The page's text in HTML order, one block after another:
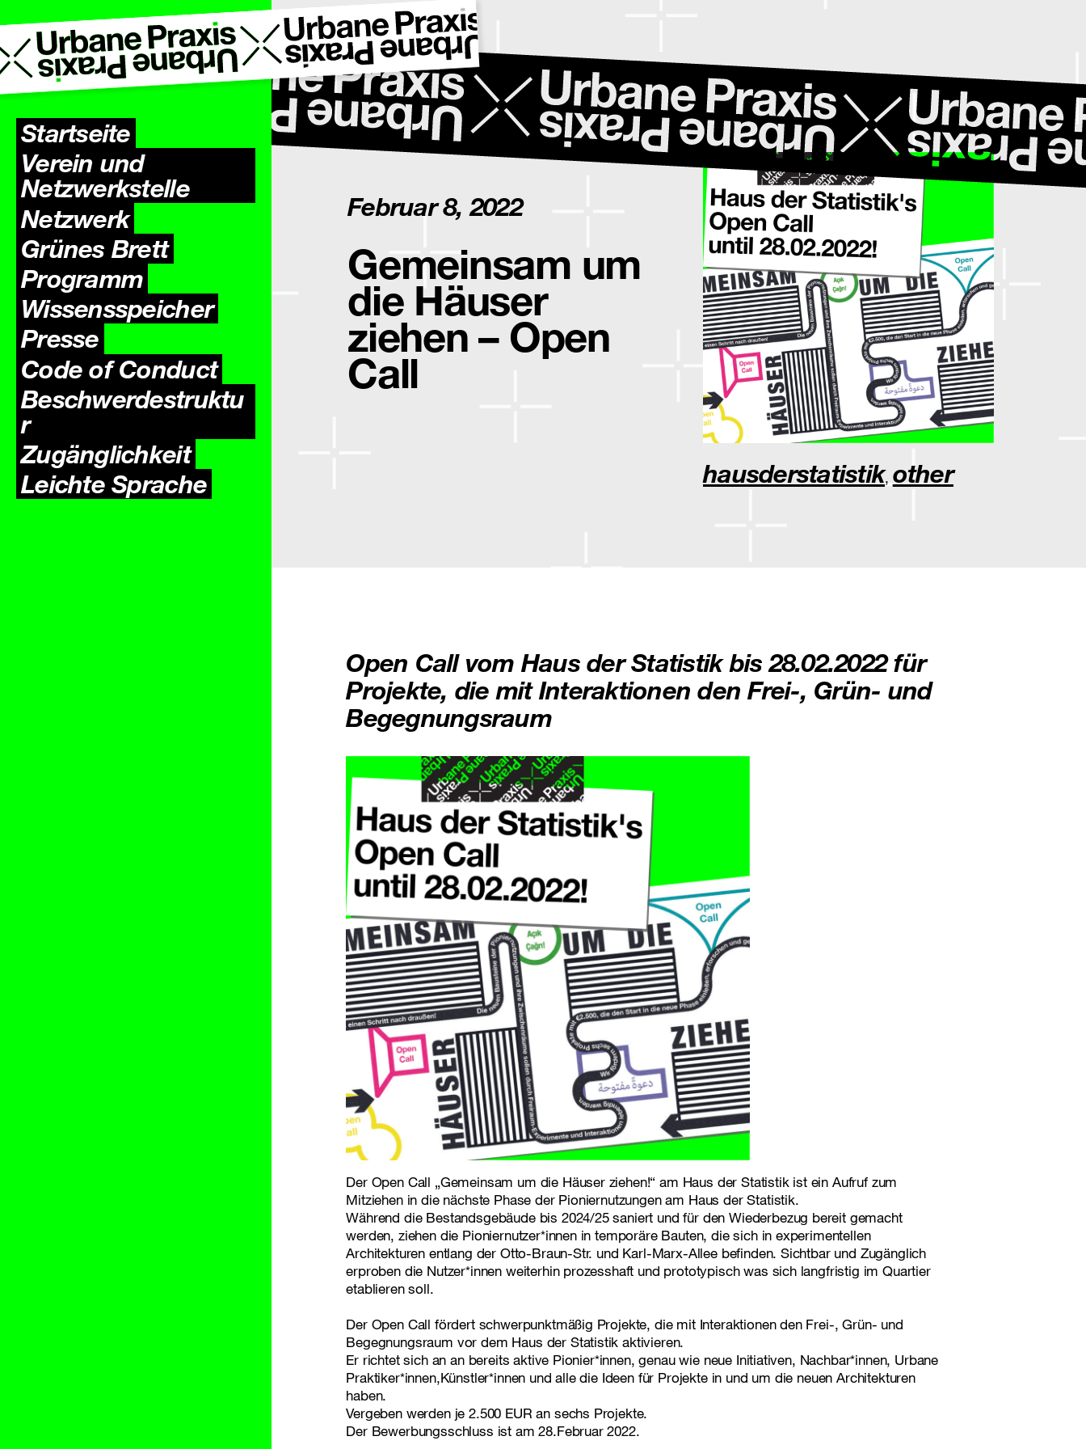
Startseite
Verein und
Netzwerkstelle
Netzwerk
Grünes Brett
Programm
Wissens­speicher
Presse
Code of Conduct
Beschwerdestruktu
r
Zugäng­lichkeit
Leichte Sprache
Februar 8, 2022
Gemeinsam um
die Häuser
ziehen – Open
Call
hausderstatistik, other
Open Call vom Haus der Statistik bis 28.02.2022 für
Projekte, die mit Interaktionen den Frei-, Grün- und
Begegnungsraum
Der Open Call „Gemeinsam um die Häuser ziehen!“ am Haus der Statistik ist ein Aufruf zum
Mitziehen in die nächste Phase der Pioniernutzungen am Haus der Statistik.
Während die Bestandsgebäude bis 2024/25 saniert und für den Wiederbezug bereit gemacht
werden, ziehen die Pioniernutzer*innen in temporäre Bauten, die sich in experimentellen
Architekturen entlang der Otto-Braun-Str. und Karl-Marx-Allee befinden. Sichtbar und Zugänglich
erproben die Nutzer*innen weiterhin prozesshaft und prototypisch was sich langfristig im Quartier
etablieren soll.
Der Open Call fördert schwerpunktmäßig Projekte, die mit Interaktionen den Frei-, Grün- und
Begegnungsraum vor dem Haus der Statistik aktivieren.
Er richtet sich an an bereits aktive Pionier*innen, genau wie neue Initiativen, Nachbar*innen, Urbane
Praktiker*innen,Künstler*innen und alle die Ideen für Projekte in und um die neuen Architekturen
haben.
Vergeben werden je 2.500 EUR an sechs Projekte.
Der Bewerbungsschluss ist am 28.Februar 2022.